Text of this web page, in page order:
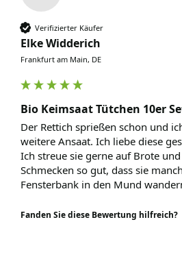
Verifizierter Käufer
Elke Widderich
Frankfurt am Main, DE
Bio Keimsaat Tütchen 10er
Der Rettich sprießen schon und
weitere Ansaat. Ich liebe diese
Ich streue sie gerne auf Brote
Schmecken so gut, dass sie
Fensterbank in den Mund
Fanden Sie diese Bewertung hilfreich?